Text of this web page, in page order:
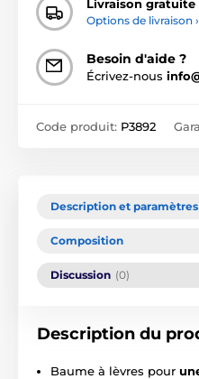
Livraison gratuite
Options de livraison ›
Besoin d'aide ?
Écrivez-nous
Code produit: P3892
Description et paramètres
Composition
Discussion (0)
Description du
Baume à lèvres pour